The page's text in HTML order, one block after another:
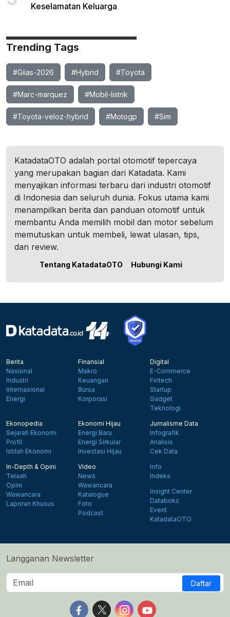
Keselamatan Keluarga
Trending Tags
#Giias-2026 #Hybrid #Toyota
#Marc-marquez #Mobil-listrik
#Toyota-veloz-hybrid #Motogp #Sim
KatadataOTO adalah portal otomotif tepercaya
yang merupakan bagian dari Katadata. Kami
menyajikan informasi terbaru dari industri otomotif
di Indonesia dan seluruh dunia. Fokus utama kami
menampilkan berita dan panduan otomotif untuk
membantu Anda memilih mobil dan motor sebelum
memutuskan untuk membeli, lewat ulasan, tips,
dan review.
Tentang KatadataOTO Hubungi Kami
Berita
Nasional
Industri
Internasional
Energi
Finansial
Makro
Keuangan
Bursa
Korporasi
Digital
E-Commerce
Fintech
Startup
Gadget
Teknologi
Ekonopedia
Sejarah Ekonomi
Profil
Istilah Ekonomi
Ekonomi Hijau
Energi Baru
Energi Sirkular
Investasi Hijau
Jurnalisme Data
Infografik
Analisis
Cek Data
In-Depth & Opini
Telaah
Opini
Wawancara
Laporan Khusus
Video
News
Wawancara
Katalogue
Foto
Podcast
Info
Indeks
Insight Center
Databoks
Event
KatadataOTO
Langganan Newsletter
Daftar
Follow us on Facebook
Follow us on X
Follow us on Instagram
Follow us on